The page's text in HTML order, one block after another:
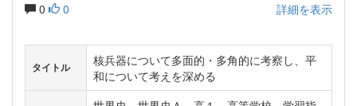
0 0 詳細を表示
タイトル
核兵器について多面的・多角的に考察し、平
和について考えを深める